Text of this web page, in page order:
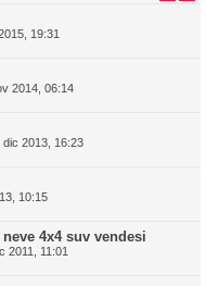
19:31
2014, 06:14
dic 2013, 16:23
10:15
4x4 suv vendesi
2011, 11:01